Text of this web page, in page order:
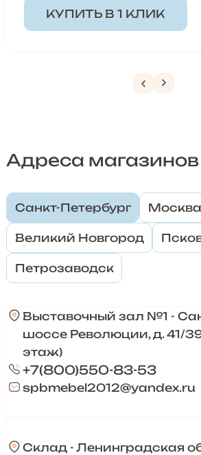
КУПИТЬ В 1 КЛИК
Адреса магазинов
Санкт-Петербург Москва
Великий Новгород
Петрозаводск
Выставочный зал №1 -
шоссе Революции, д. 41/
этаж)
+7(800)550-83-53
spbmebel2012@yandex.ru
Склад - Ленинградская